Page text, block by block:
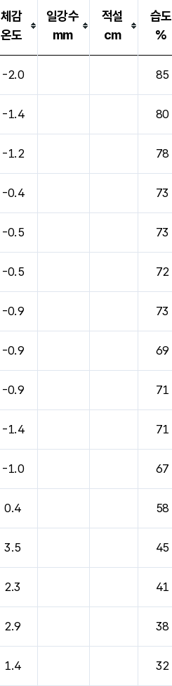
체감
온도
일강수
mm
적설
cm
습도
%
-2.0 85
-1.4 80
-1.2 78
-0.4 73
-0.5 73
-0.5 72
-0.9 73
-0.9 69
-0.9 71
-1.4 71
-1.0 67
0.4 58
3.5 45
2.3 41
2.9 38
1.4 32